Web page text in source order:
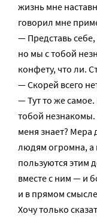
жизнь мне
говорил мне
— Представь
но мы с тобой
конфету, что ли.
— Скорей всего
— Тут то же
тобой незнакомы.
меня знает? Мера
людям огромна, а
пользуются этим
вместе с ним — и
и в прямом
Хочу только